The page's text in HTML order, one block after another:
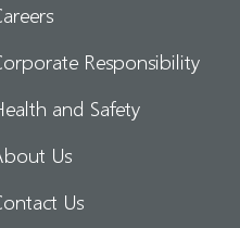
Responsibility
and Safety
Us
Us